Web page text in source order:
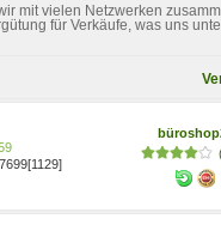
mit vielen Netzwerken
für Verkäufe, was uns